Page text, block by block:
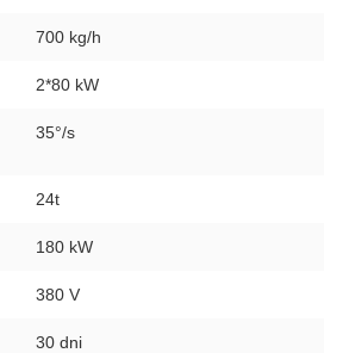
700 kg/h
2*80 kW
35°/s
24t
180 kW
380 V
30 dni